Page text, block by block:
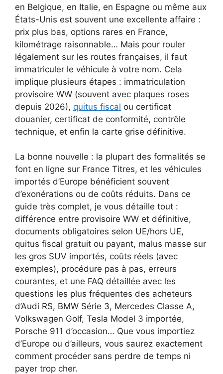
en Belgique, en Italie, en Espagne ou même aux
États-Unis est souvent une excellente affaire :
prix plus bas, options rares en France,
kilométrage raisonnable… Mais pour rouler
légalement sur les routes françaises, il faut
immatriculer le véhicule à votre nom. Cela
implique plusieurs étapes : immatriculation
provisoire WW (souvent avec plaques roses
depuis 2026), quitus fiscal ou certificat
douanier, certificat de conformité, contrôle
technique, et enfin la carte grise définitive.
La bonne nouvelle : la plupart des formalités se
font en ligne sur France Titres, et les véhicules
importés d’Europe bénéficient souvent
d’exonérations ou de coûts réduits. Dans ce
guide très complet, je vous détaille tout :
différence entre provisoire WW et définitive,
documents obligatoires selon UE/hors UE,
quitus fiscal gratuit ou payant, malus masse sur
les gros SUV importés, coûts réels (avec
exemples), procédure pas à pas, erreurs
courantes, et une FAQ détaillée avec les
questions les plus fréquentes des acheteurs
d’Audi RS, BMW Série 3, Mercedes Classe A,
Volkswagen Golf, Tesla Model 3 importée,
Porsche 911 d’occasion… Que vous importiez
d’Europe ou d’ailleurs, vous saurez exactement
comment procéder sans perdre de temps ni
payer trop cher.